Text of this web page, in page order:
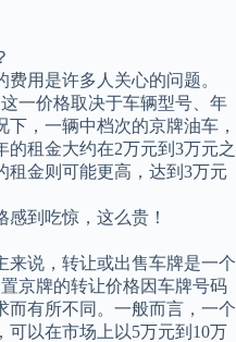
用是许多人关心的问题。
一价格取决于车辆型号、年
，一辆中档次的京牌油车，
租金大约在2万元到3万元之
租金则可能更高，达到3万元
到吃惊，这么贵！
来说，转让或出售车牌是一个
京牌的转让价格因车牌号码
而有所不同。一般而言，一个
可以在市场上以5万元到10万